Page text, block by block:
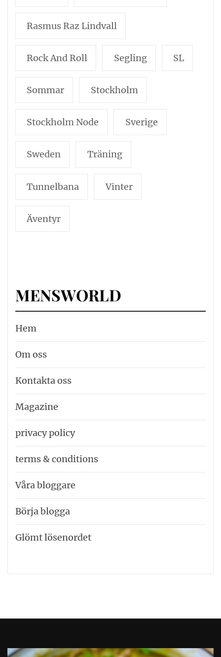
Rasmus Raz Lindvall
Rock And Roll Segling SL
Sommar Stockholm
Stockholm Node Sverige
Sweden Träning
Tunnelbana Vinter
Äventyr
MENSWORLD
Hem
Om oss
Kontakta oss
Magazine
privacy policy
terms & conditions
Våra bloggare
Börja blogga
Glömt lösenordet